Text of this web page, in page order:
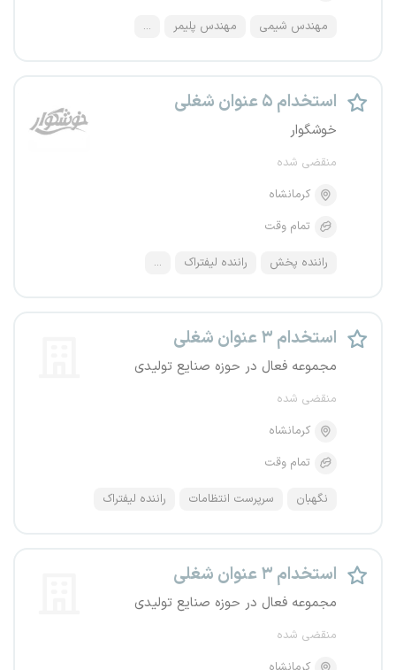
مهندس شیمی مهندس پلیمر ...
استخدام ۵ عنوان شغلی
خوشگوار
منقضی شده
کرمانشاه
تمام وقت
راننده پخش راننده لیفتراک ...
استخدام ۳ عنوان شغلی
مجموعه فعال در حوزه صنایع تولیدی
منقضی شده
کرمانشاه
تمام وقت
نگهبان سرپرست انتظامات راننده لیفتراک
استخدام ۳ عنوان شغلی
مجموعه فعال در حوزه صنایع تولیدی
منقضی شده